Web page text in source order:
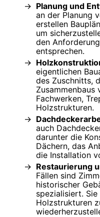
Planung und
an der Planung
erstellen
um
den
entsprechen.
eigentlichen
des Zuschnitts,
Zusammenbaus
Fachwerken,
Holzstrukturen.
auch
darunter die
Dächern, das
die Installation
Restaurierung
Fällen sind
historischer
spezialisiert.
Holzstrukturen